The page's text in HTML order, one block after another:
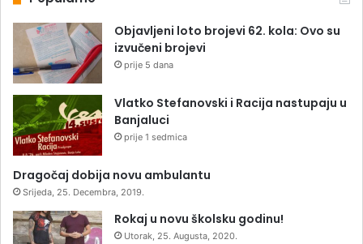
Objavljeni loto brojevi 62. kola: Ovo su
izvučeni brojevi
prije 5 dana
Vlatko Stefanovski i Racija nastupaju u
Banjaluci
prije 1 sedmica
Dragočaj dobija novu ambulantu
Srijeda, 25. Decembra, 2019.
Rokaj u novu školsku godinu!
Utorak, 25. Augusta, 2020.